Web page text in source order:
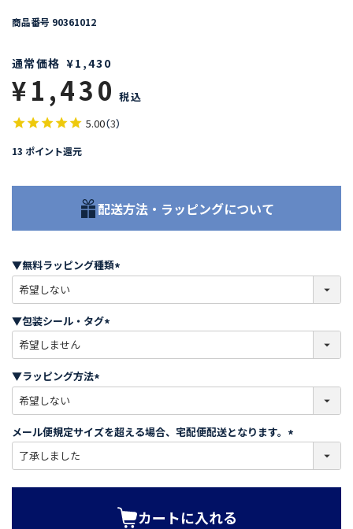
商品番号 90361012
通常価格 ¥1,430
¥1,430 税込
5.00（3）
13 ポイント還元
配送方法・ラッピングについて
▼無料ラッピング種類
必
)
▼包装シール・タグ
必
)
▼ラッピング方法
必
須
)
メール便規定サイズを超える場合、宅配便配送となります。
必
カートに入れる